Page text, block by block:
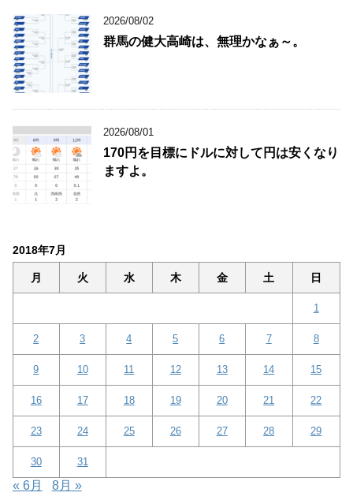
2026/08/02
群馬の健大高崎は、無理かなぁ～。
2026/08/01
170円を目標にドルに対して円は安くなり
ますよ。
2018年7月
月 火 水 木 金 土 日
1
2 3 4 5 6 7 8
9 10 11 12 13 14 15
16 17 18 19 20 21 22
23 24 25 26 27 28 29
30 31
« 6月 8月 »